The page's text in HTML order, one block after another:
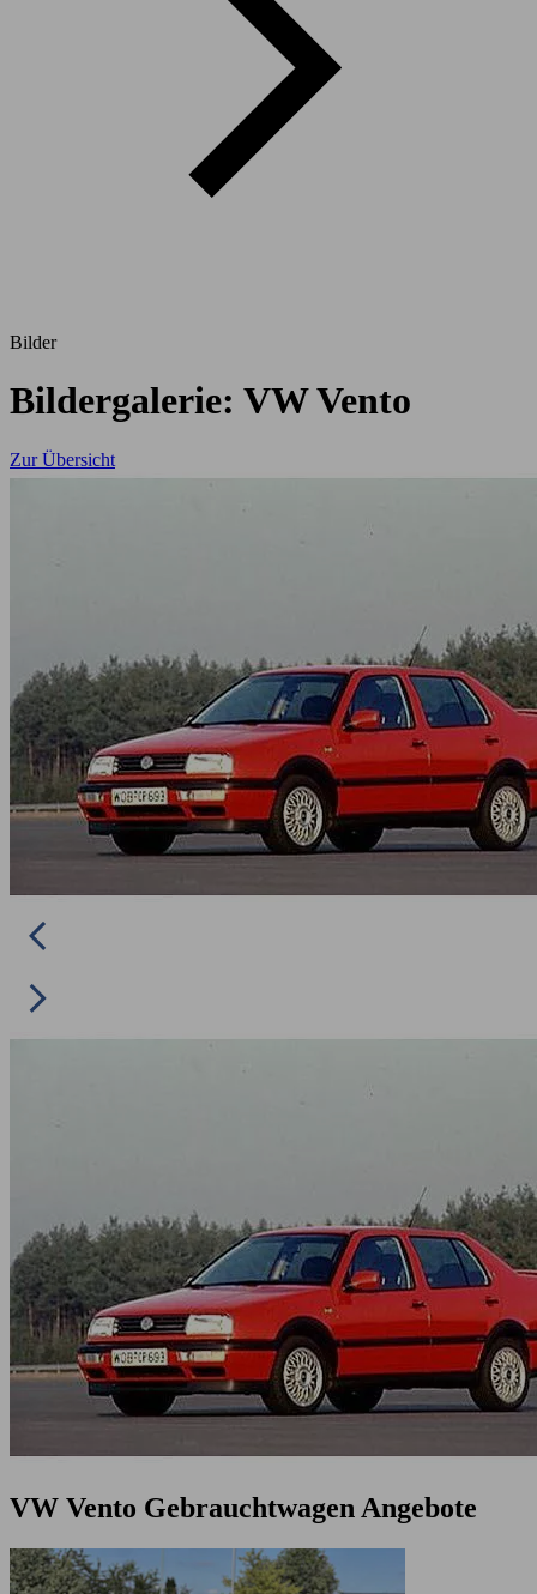
Bilder
Bildergalerie: VW Vento
Zur Übersicht
VW Vento Gebrauchtwagen Angebote